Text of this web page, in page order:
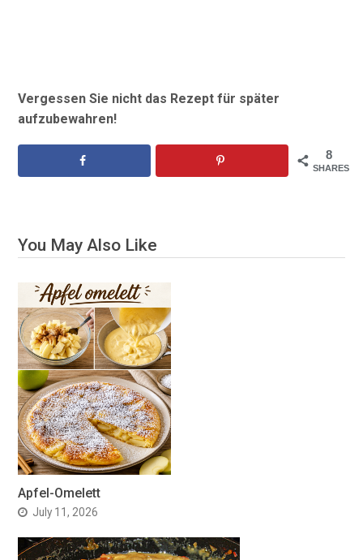
Vergessen Sie nicht das Rezept für später
aufzubewahren!
8
SHARES
You May Also Like
Apfel-Omelett
July 11, 2026